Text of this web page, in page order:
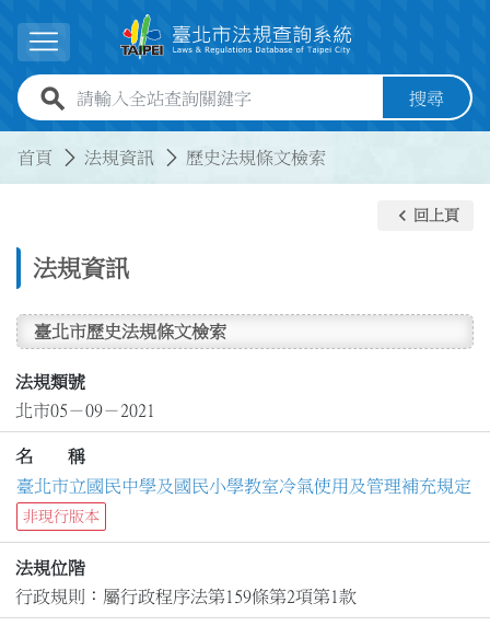
展開選單
全站查詢關鍵字欄位 搜尋
首頁 法規資訊 歷史法規條文檢索
法規資訊
keyboard_arrow_left 回上頁
臺北市歷史法規條文檢索
法規類號
北市05－09－2021
名 稱
臺北市立國民中學及國民小學教室冷氣使用及管理補充規定
非現行版本
法規位階
行政規則：屬行政程序法第159條第2項第1款